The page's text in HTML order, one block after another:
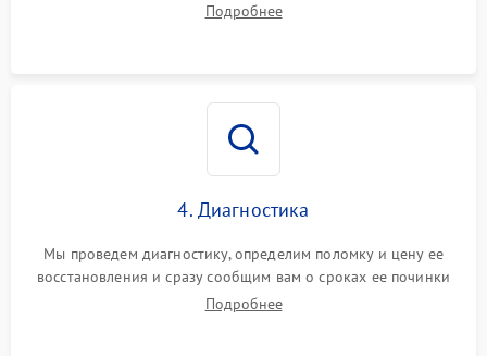
Подробнее
4. Диагностика
Мы проведем диагностику, определим поломку и цену ее
восстановления и сразу сообщим вам о сроках ее починки
Подробнее